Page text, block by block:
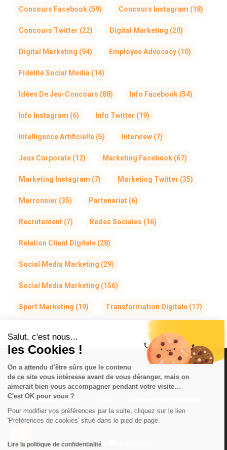
Salut, c'est nous...
les Cookies !
On a attendu d'être sûrs que le contenu
de ce site vous intéresse avant de vous déranger, mais on
aimerait bien vous accompagner pendant votre visite...
C'est OK pour vous ?
Pour modifier vos préférences par la suite, cliquez sur le lien
'Préférences de cookies' situé dans le pied de page.
Lire la politique de confidentialité
Concours Facebook(59) Concours Instagram (18)
Concours Twitter (22) Digital Marketing (20)
Digital Marketing (94) Employee Advocacy(10)
Fidélité Social Media (14)
Idées De Jeu-Concours (88) Info Facebook(54)
Info Instagram (6) Info Twitter (19)
Intelligence Artificielle(5) Interview(7)
Jeux Corporate(12) Marketing Facebook(67)
Marketing Instagram (7) Marketing Twitter (35)
Marronnier (35) Partenariat(6)
Recrutement(7) Redes Sociales (16)
Relation Client Digitale(28)
Social Media Marketing (29)
Social Media Marketing (156)
Sport Marketing (19) Transformation Digitale(17)
La Team So-Buzz Jobs RSE
Mentions légales
CGU & Cookies
Made with